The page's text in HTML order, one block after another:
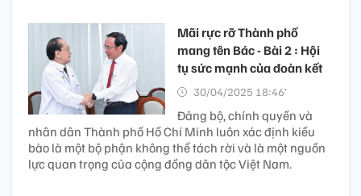
Mãi rực rỡ Thành phố
mang tên Bác - Bài 2 : Hội
tụ sức mạnh của đoàn kết
30/04/2025 18:46’
Đảng bộ, chính quyền và
nhân dân Thành phố Hồ Chí Minh luôn xác định kiều
bào là một bộ phận không thể tách rời và là một nguồn
lực quan trọng của cộng đồng dân tộc Việt Nam.